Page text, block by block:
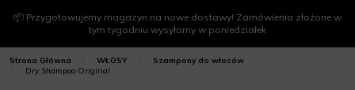
📦 Przygotowujemy magazyn na nowe dostawy! Zamówienia złożone w
tym tygodniu wysyłamy w poniedziałek
Strona Główna WŁOSY
Szampony do włosów
Dry Shampoo Original